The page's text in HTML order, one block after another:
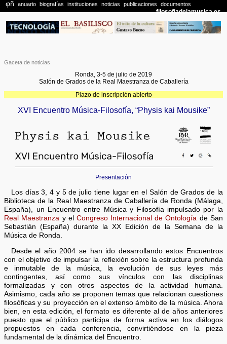
Gaceta de noticias
Ronda, 3-5 de julio de 2019
Salón de Grados de la Real Maestranza de Caballería
Plazo de inscripción abierto
XVI Encuentro Música-Filosofía, “Physis kai Mousike”
Presentación
Los días 3, 4 y 5 de julio tiene lugar en el Salón de Grados de la
Biblioteca de la Real Maestranza de Caballería de Ronda (Málaga,
España), un Encuentro entre Música y Filosofía impulsado por la
Real Maestranza y el Congreso Internacional de Ontología de San
Sebastián (España) durante la XX Edición de la Semana de la
Música de Ronda.
Desde el año 2004 se han ido desarrollando estos Encuentros
con el objetivo de impulsar la reflexión sobre la estructura profunda
e inmutable de la música, la evolución de sus leyes más
contingentes, así como sus vínculos con las disciplinas
formalizadas y con otros aspectos de la actividad humana.
Asimismo, cada año se proponen temas que relacionan cuestiones
filosóficas y su proyección en el extenso ámbito de la música. Ahora
bien, en esta edición, el formato es diferente al de años anteriores
puesto que el público participa de forma activa en los diálogos
propuestos en cada conferencia, convirtiéndose en la pieza
fundamental de la dinámica del Encuentro.